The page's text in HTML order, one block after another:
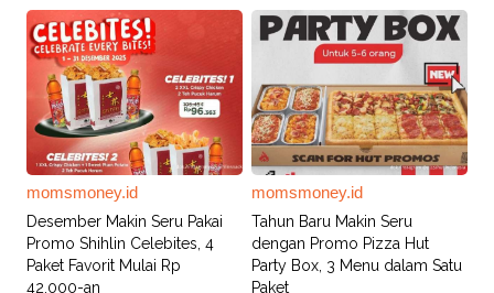
momsmoney.id
Desember Makin Seru Pakai
Promo Shihlin Celebites, 4
Paket Favorit Mulai Rp
42.000-an
momsmoney.id
Tahun Baru Makin Seru
dengan Promo Pizza Hut
Party Box, 3 Menu dalam Satu
Paket